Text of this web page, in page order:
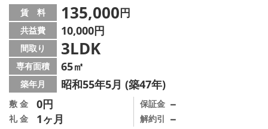
スタッフ紹介
賃貸管理の北白川店
店舗情報·アクセス
会社概要
メールでお問い合わせ
賃 料 135,000円
共益費 10,000円
間取り 3LDK
専有面積 65㎡
築年月 昭和55年5月 (築47年)
敷 金 0円
礼 金 1ヶ月
保証金 －
解約引 －